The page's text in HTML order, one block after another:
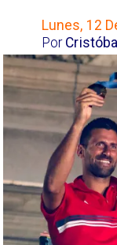
Lunes, 12
Por